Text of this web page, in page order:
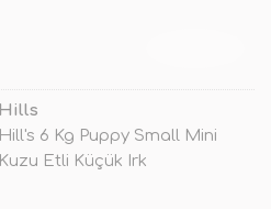
Hills
Hill's 6 Kg Puppy Small Mini
Kuzu Etli Küçük Irk